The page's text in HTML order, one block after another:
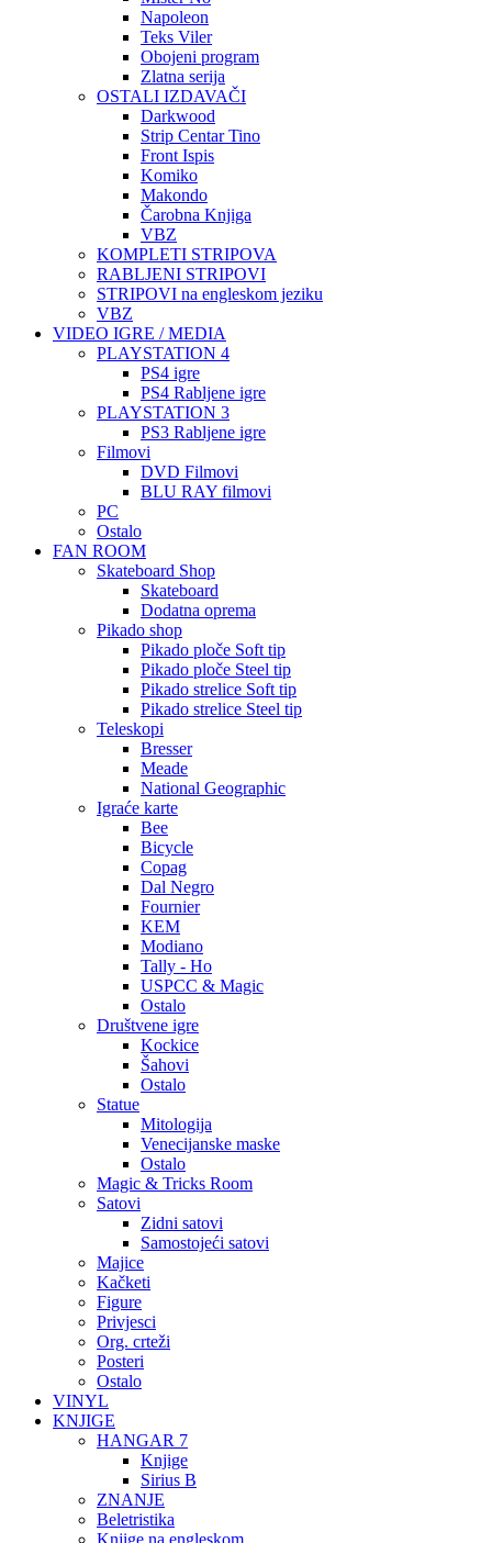
Napoleon
Teks Viler
Obojeni program
Zlatna serija
OSTALI IZDAVAČI
Darkwood
Strip Centar Tino
Front Ispis
Komiko
Makondo
Čarobna Knjiga
VBZ
KOMPLETI STRIPOVA
RABLJENI STRIPOVI
STRIPOVI na engleskom jeziku
VBZ
VIDEO IGRE / MEDIA
PLAYSTATION 4
PS4 igre
PS4 Rabljene igre
PLAYSTATION 3
PS3 Rabljene igre
Filmovi
DVD Filmovi
BLU RAY filmovi
PC
Ostalo
FAN ROOM
Skateboard Shop
Skateboard
Dodatna oprema
Pikado shop
Pikado ploče Soft tip
Pikado ploče Steel tip
Pikado strelice Soft tip
Pikado strelice Steel tip
Teleskopi
Bresser
Meade
National Geographic
Igraće karte
Bee
Bicycle
Copag
Dal Negro
Fournier
KEM
Modiano
Tally - Ho
USPCC & Magic
Ostalo
Društvene igre
Kockice
Šahovi
Ostalo
Statue
Mitologija
Venecijanske maske
Ostalo
Magic & Tricks Room
Satovi
Zidni satovi
Samostojeći satovi
Majice
Kačketi
Figure
Privjesci
Org. crteži
Posteri
Ostalo
VINYL
KNJIGE
HANGAR 7
Knjige
Sirius B
ZNANJE
Beletristika
Knjige na engleskom